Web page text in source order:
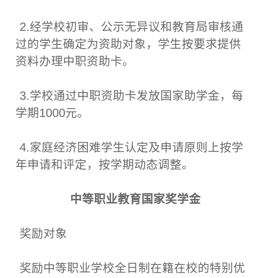
2.经学校初审、公示无异议和教育局审核通
过的学生确定为资助对象，学生按要求提供
资料办理中职资助卡。
3.学校通过中职资助卡发放国家助学金，每
学期1000元。
4.家庭经济困难学生认定及申请原则上按学
年申请和评定，按学期动态调整。
中等职业教育国家奖学金
奖励对象
奖励中等职业学校全日制在籍在校的特别优